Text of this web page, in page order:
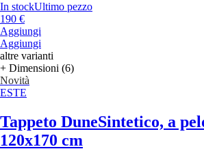
In stockUltimo pezzo
190 €
Aggiungi
Aggiungi
altre varianti
+ Dimensioni (6)
Novità
ESTE
Tappeto DuneSintetico, a
120x170 cm